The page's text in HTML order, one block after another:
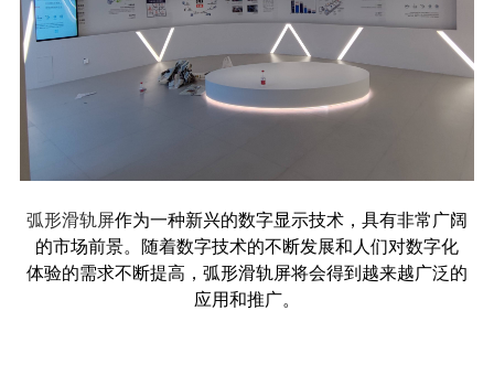
弧形滑轨屏作为一种新兴的数字显示技术，具有非常广阔
的市场前景。随着数字技术的不断发展和人们对数字化
体验的需求不断提高，弧形滑轨屏将会得到越来越广泛的
应用和推广。